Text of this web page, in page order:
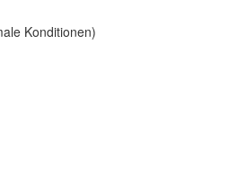
Konditionen)